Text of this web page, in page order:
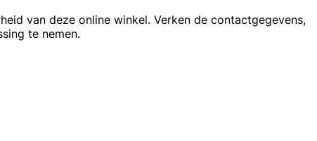
van deze online winkel. Verken de contactgegevens,
te nemen.